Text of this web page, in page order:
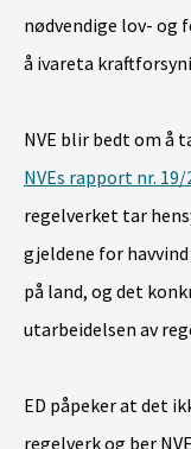
nødvendige lov-
å ivareta
NVE blir bedt om å
NVEs rapport nr. 19/
regelverket tar
gjeldene for
på land, og det
utarbeidelsen av
ED påpeker at det
regelverk og ber